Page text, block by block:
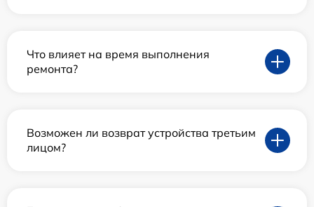
Что влияет на время выполнения
ремонта?
Возможен ли возврат устройства третьим
лицом?